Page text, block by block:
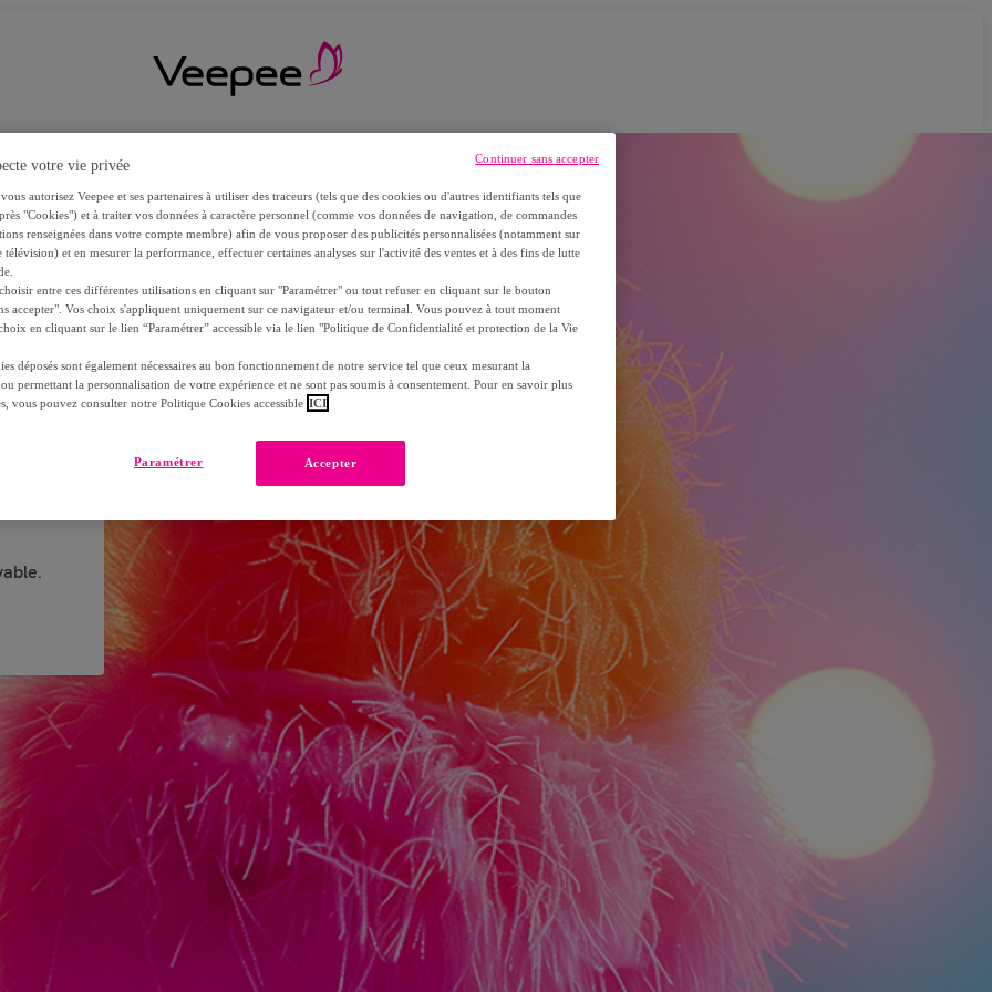
votre vie privée
autorisez Veepee et ses partenaires à utiliser des traceurs (tels que des cookies ou d'autres identifiants tels que
"Cookies") et à traiter vos données à caractère personnel (comme vos données de navigation, de commandes
renseignées dans votre compte membre) afin de vous proposer des publicités personnalisées (notamment sur
télévision) et en mesurer la performance, effectuer certaines analyses sur l'activité des ventes et à des fins de lutte
entre ces différentes utilisations en cliquant sur "Paramétrer" ou tout refuser en cliquant sur le bouton
accepter". Vos choix s'appliquent uniquement sur ce navigateur et/ou terminal. Vous pouvez à tout moment
en cliquant sur le lien “Paramétrer” accessible via le lien "Politique de Confidentialité et protection de la Vie
déposés sont également nécessaires au bon fonctionnement de notre service tel que ceux mesurant la
permettant la personnalisation de votre expérience et ne sont pas soumis à consentement. Pour en savoir plus
vous pouvez consulter notre Politique Cookies accessible ICI
Accepter
Paramétrer
Continuer sans accepter